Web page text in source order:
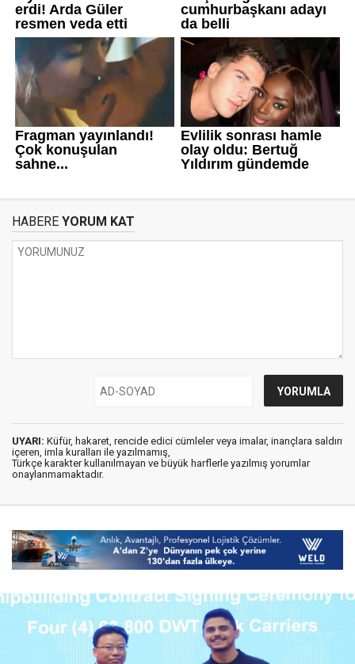
HABERE YORUM KAT
UYARI: Küfür, hakaret, rencide edici cümleler veya imalar, inançlara saldırı
içeren, imla kuralları ile yazılmamış,
Türkçe karakter kullanılmayan ve büyük harflerle yazılmış yorumlar
onaylanmamaktadır.